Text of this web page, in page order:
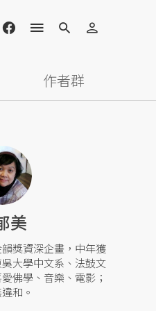
作者群
美
獎資深企畫，中年獲
大學中文系、法鼓文
佛學、音樂、電影；
和。